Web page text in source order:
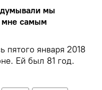
мы
мне самым
января 2018
Ей был 81 год.